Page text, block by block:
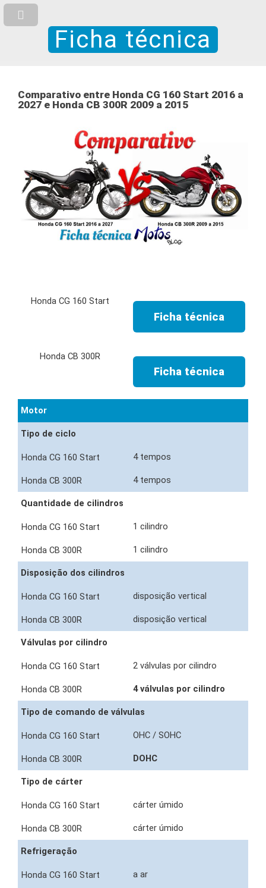
Ficha técnica
Comparativo entre Honda CG 160 Start 2016 a
2027 e Honda CB 300R 2009 a 2015
Ficha técnica
Ficha técnica
Motor
Tipo de ciclo
4 tempos
4 tempos
Quantidade de cilindros
1 cilindro
1 cilindro
Disposição dos cilindros
disposição vertical
disposição vertical
Válvulas por cilindro
2 válvulas por cilindro
4 válvulas por cilindro
Tipo de comando de válvulas
OHC / SOHC
DOHC
Tipo de cárter
cárter úmido
cárter úmido
Refrigeração
a ar